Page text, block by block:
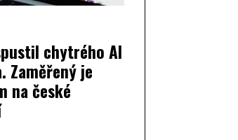
chytrého AI
Zaměřený je
na české